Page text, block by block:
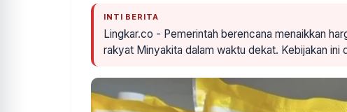
INTI BERITA
Lingkar.co - Pemerintah berencana menaikkan
rakyat Minyakita dalam waktu dekat. Kebijakan ini